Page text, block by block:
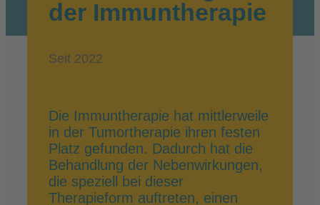
der Immuntherapie
Seit 2022
Die Immuntherapie hat mittlerweile
in der Tumortherapie ihren festen
Platz gefunden. Dadurch hat die
Behandlung der Nebenwirkungen,
die speziell bei dieser
Therapieform auftreten, einen